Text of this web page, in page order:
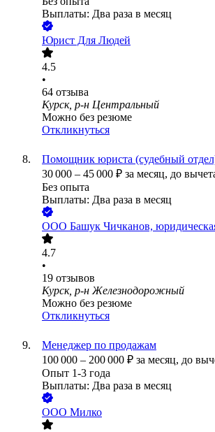
Выплаты: Два раза в месяц
Юрист Для Людей
4.5
•
64 отзыва
Курск, р-н Центральный
Можно без резюме
Откликнуться
Помощник юриста (судебный
30 000 – 45 000 ₽ за месяц, до
Без опыта
Выплаты: Два раза в месяц
ООО Башук Чичканов,
4.7
•
19 отзывов
Курск, р-н Железнодорожный
Можно без резюме
Откликнуться
Менеджер по продажам
100 000 – 200 000 ₽ за месяц, до
Опыт 1-3 года
Выплаты: Два раза в месяц
ООО Милко